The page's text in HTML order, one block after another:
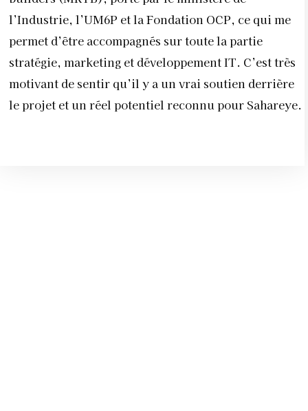
l’Industrie, l’UM6P et la Fondation OCP, ce qui me
permet d’être accompagnés sur toute la partie
stratégie, marketing et développement IT. C’est très
motivant de sentir qu’il y a un vrai soutien derrière
le projet et un réel potentiel reconnu pour Sahareye.